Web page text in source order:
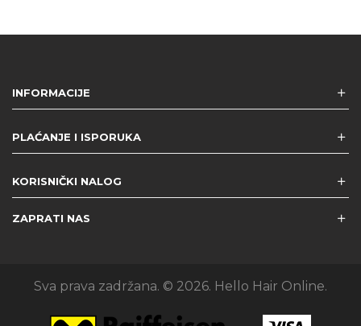
INFORMACIJE
PLAĆANJE I ISPORUKA
KORISNIČKI NALOG
ZAPRATI NAS
Sva prava zadržana. © 2026. Hello Hair Online.